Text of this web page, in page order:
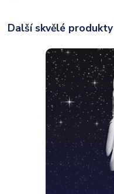
Další skvělé produkty